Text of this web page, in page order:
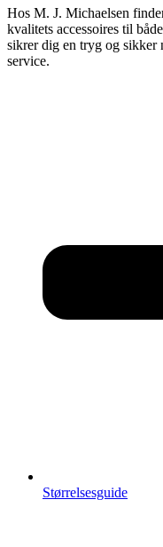
Hos M. J. Michaelsen
kvalitets accessoires til
sikrer dig en tryg og sikker
service.
Størrelsesguide